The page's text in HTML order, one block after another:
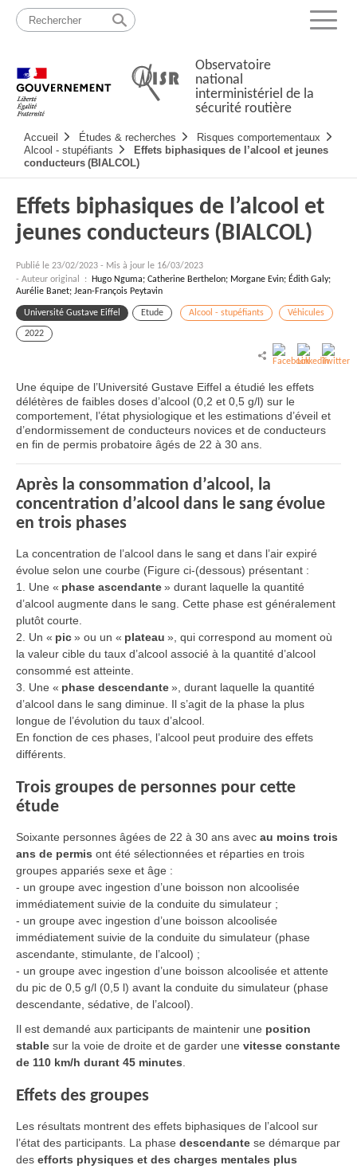
Passer
contenu
Menu
Observatoire
national
interministériel de la
sécurité routière
principale
Accueil Études & recherches
Risques comportementaux
Alcool - stupéfiants
Effets biphasiques de l’alcool et jeunes
conducteurs (BIALCOL)
Effets biphasiques de l’alcool et
jeunes conducteurs (BIALCOL)
Publié le 23/02/2023 - Mis à jour le 16/03/2023
- Auteur original :
Hugo Nguma; Catherine Berthelon; Morgane Evin; Édith Galy;
Aurélie Banet; Jean-François Peytavin
Université Gustave Eiffel Etude Alcool - stupéfiants Véhicules
2022
Une équipe de l’Université Gustave Eiffel a étudié les effets
délétères de faibles doses d’alcool (0,2 et 0,5 g/l) sur le
comportement, l’état physiologique et les estimations d’éveil et
d’endormissement de conducteurs novices et de conducteurs
en fin de permis probatoire âgés de 22 à 30 ans.
Après la consommation d’alcool, la
concentration d’alcool dans le sang évolue
en trois phases
La concentration de l’alcool dans le sang et dans l’air expiré
évolue selon une courbe (Figure ci-(dessous) présentant :
1. Une « phase ascendante» durant laquelle la quantité
d’alcool augmente dans le sang. Cette phase est généralement
plutôt courte.
2. Un « pic» ou un « plateau », qui correspond au moment où
la valeur cible du taux d’alcool associé à la quantité d’alcool
consommé est atteinte.
3. Une « phase descendante», durant laquelle la quantité
d’alcool dans le sang diminue. Il s’agit de la phase la plus
longue de l’évolution du taux d’alcool.
En fonction de ces phases, l’alcool peut produire des effets
différents.
Trois groupes de personnes pour cette
étude
Soixante personnes âgées de 22 à 30 ans avec au moins trois
ans de permis ont été sélectionnées et réparties en trois
groupes appariés sexe et âge :
- un groupe avec ingestion d’une boisson non alcoolisée
immédiatement suivie de la conduite du simulateur ;
- un groupe avec ingestion d’une boisson alcoolisée
immédiatement suivie de la conduite du simulateur (phase
ascendante, stimulante, de l’alcool) ;
- un groupe avec ingestion d’une boisson alcoolisée et attente
du pic de 0,5 g/l (0,5 l) avant la conduite du simulateur (phase
descendante, sédative, de l’alcool).
Il est demandé aux participants de maintenir une position
stable sur la voie de droite et de garder une vitesse constante
de 110 km/h durant 45 minutes
Effets des groupes
Les résultats montrent des effets biphasiques de l’alcool sur
l’état des participants. La phase descendante se démarque par
des efforts physiques et des charges mentales plus